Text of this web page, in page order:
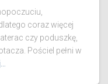
coraz więcej
czy poduszkę,
Pościel pełni w